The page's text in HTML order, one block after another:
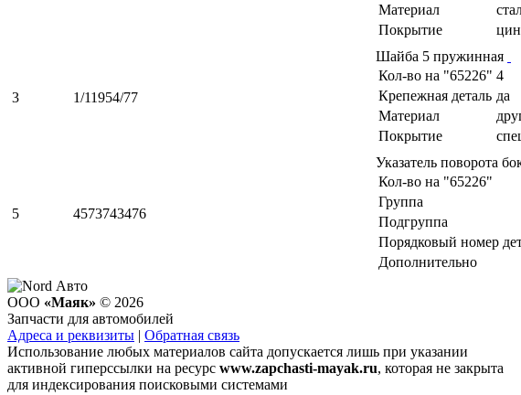
Материал
Покрытие
3 1/11954/77
Шайба 5 пружинная
Кол-во на "65226" 4
Крепежная деталь да
Материал
Покрытие
5 4573743476
Указатель поворота
Кол-во на "65226"
Группа
Подгруппа
Порядковый номер
Дополнительно
ООО «Маяк» © 2026
Запчасти для автомобилей
Адреса и реквизиты | Обратная связь
Использование любых материалов сайта допускается лишь при указании
активной гиперссылки на ресурс www.zapchasti-mayak.ru, которая не закрыта
для индексирования поисковыми системами